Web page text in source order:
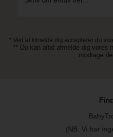
* Ved at tilmelde dig accepterer du
** Du kan altid afmelde dig vores
modtage
(NB. Vi har